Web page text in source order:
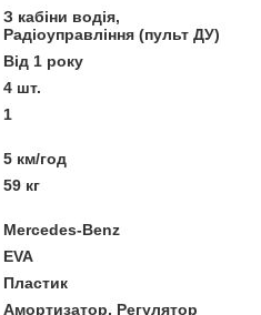
З кабіни водія,
Радіоуправління (пульт ДУ)
Від 1 року
4 шт.
1
5 км/год
59 кг
Mercedes-Benz
EVA
Пластик
Амортизатор, Регулятор